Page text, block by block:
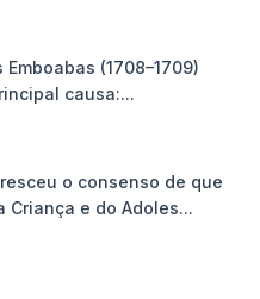
Emboabas (1708–1709)
causa:...
o consenso de que
Criança e do Adoles...